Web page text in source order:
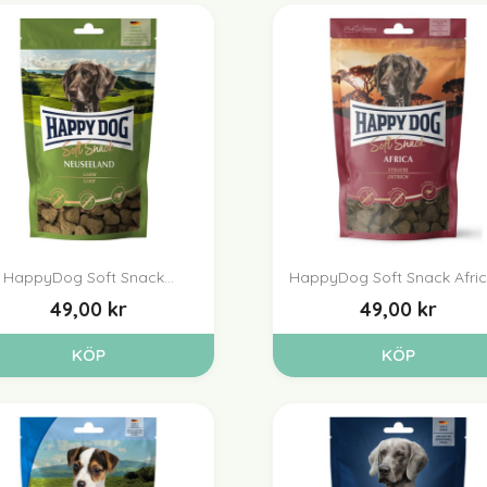
Snabbvy
HappyDog Soft Snack...
49,00 kr
KÖP
Snabbvy
HappyDog Soft Snack
49,00 kr
KÖP